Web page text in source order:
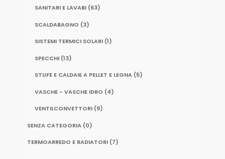
SANITARI E LAVABI (63)
SCALDABAGNO (3)
SISTEMI TERMICI SOLARI (1)
SPECCHI (13)
STUFE E CALDAIE A PELLET E LEGNA (5)
VASCHE - VASCHE IDRO (4)
VENTILCONVETTORI (9)
SENZA CATEGORIA (0)
TERMOARREDO E RADIATORI (7)